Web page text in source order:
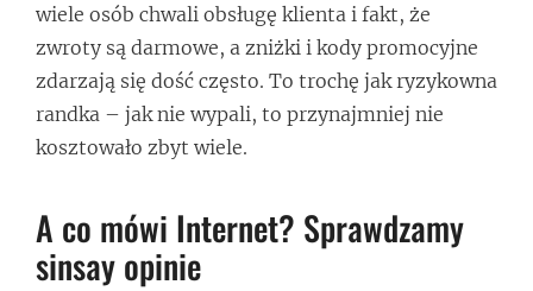
wiele osób chwali obsługę klienta i fakt, że
zwroty są darmowe, a zniżki i kody promocyjne
zdarzają się dość często. To trochę jak ryzykowna
randka – jak nie wypali, to przynajmniej nie
kosztowało zbyt wiele.
A co mówi Internet? Sprawdzamy
sinsay opinie